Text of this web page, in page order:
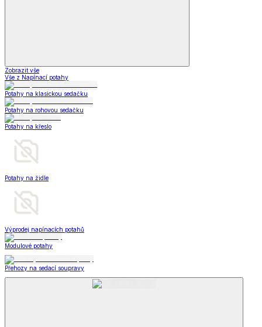
Zobrazit vše
Vše z Napínací potahy
Potahy na klasickou sedačku
Potahy na rohovou sedačku
Potahy na křeslo
Potahy na židle
Výprodej napínacích potahů
Modulové potahy
Přehozy na sedací soupravy